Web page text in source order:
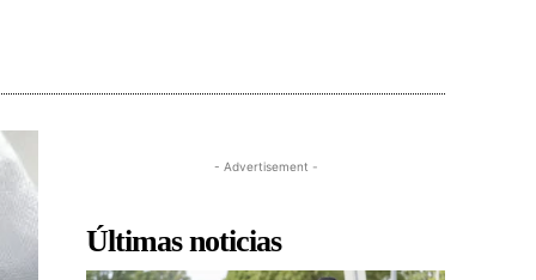
- Advertisement -
Últimas noticias